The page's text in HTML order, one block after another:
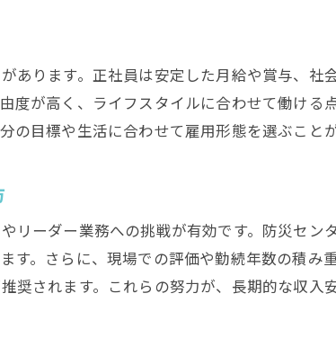
働きやすい警備の仕事を見分けるポイント
あります。正社員は安定した月給や賞与、
度が高く、ライフスタイルに合わせて働ける
目標や生活に合わせて雇用形態を選ぶこと
リーダー業務への挑戦が有効です。防災セン
す。さらに、現場での評価や勤続年数の積み
されます。これらの努力が、長期的な収入